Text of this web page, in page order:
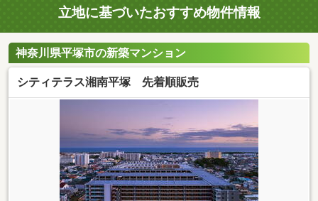
立地に基づいたおすすめ物件情報
神奈川県平塚市の新築マンション
シティテラス湘南平塚 先着順販売